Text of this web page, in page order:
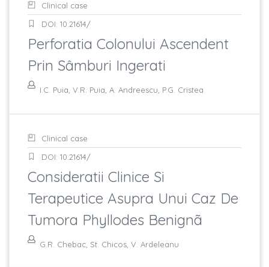
Clinical case
DOI: 10.21614/
Perforatia Colonului Ascendent
Prin Sâmburi Ingerati
I.C. Puia, V.R. Puia, A. Andreescu, P.G. Cristea
Clinical case
DOI: 10.21614/
Consideratii Clinice Si
Terapeutice Asupra Unui Caz De
Tumora Phyllodes Benignã
G.R. Chebac, St. Chicos, V. Ardeleanu